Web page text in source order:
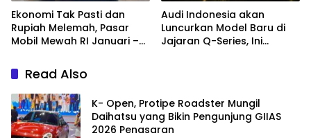
Ekonomi Tak Pasti dan
Rupiah Melemah, Pasar
Mobil Mewah RI Januari –
Audi Indonesia akan
Luncurkan Model Baru di
Jajaran Q-Series, Ini
Read Also
K- Open, Protipe Roadster Mungil
Daihatsu yang Bikin Pengunjung GIIAS
2026 Penasaran